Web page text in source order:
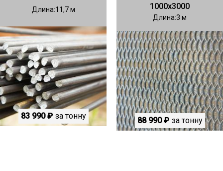
Длина 11,7
83 990 ₽ за тонну
1000х3000
Длина 3
88 990 ₽ за тонну